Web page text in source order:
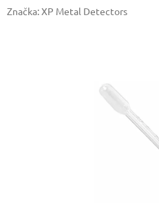
Značka:XP Metal Detectors